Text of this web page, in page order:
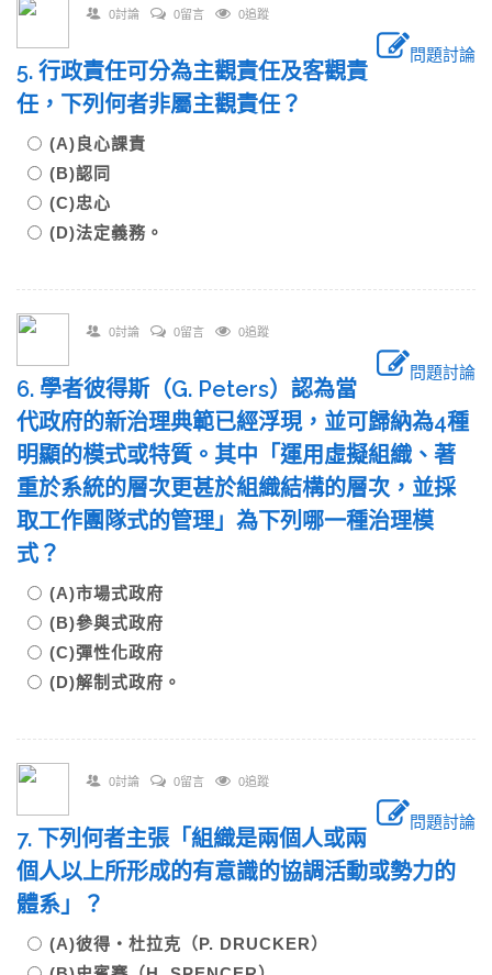
0討論 0留言 0追蹤
問題討論
5. 行政責任可分為主觀責任及客觀責
任，下列何者非屬主觀責任？
(A)良心課責
(B)認同
(C)忠心
(D)法定義務。
0討論 0留言 0追蹤
問題討論
6. 學者彼得斯（G. Peters）認為當
代政府的新治理典範已經浮現，並可歸納為4種
明顯的模式或特質。其中「運用虛擬組織、著
重於系統的層次更甚於組織結構的層次，並採
取工作團隊式的管理」為下列哪一種治理模
式？
(A)市場式政府
(B)參與式政府
(C)彈性化政府
(D)解制式政府。
0討論 0留言 0追蹤
問題討論
7. 下列何者主張「組織是兩個人或兩
個人以上所形成的有意識的協調活動或勢力的
體系」？
(A)彼得‧杜拉克（P. DRUCKER）